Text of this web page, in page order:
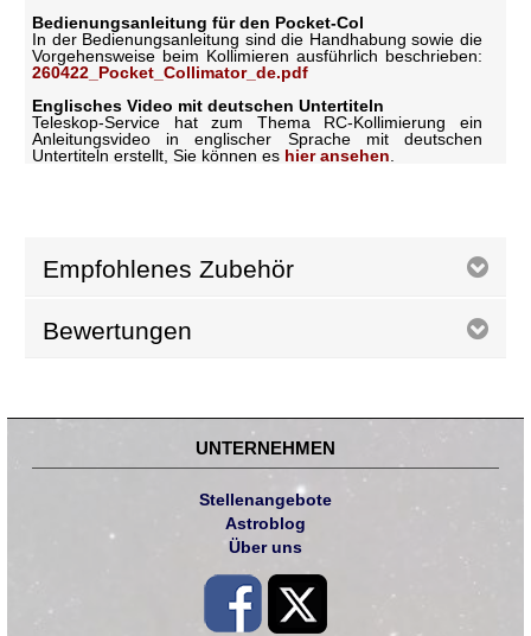
Bedienungsanleitung für den Pocket-Col
In der Bedienungsanleitung sind die Handhabung sowie die
Vorgehensweise beim Kollimieren ausführlich beschrieben:
260422_Pocket_Collimator_de.pdf
Englisches Video mit deutschen Untertiteln
Teleskop-Service hat zum Thema RC-Kollimierung ein
Anleitungsvideo in englischer Sprache mit deutschen
Untertiteln erstellt, Sie können es hier ansehen
Empfohlenes Zubehör
Bewertungen
UNTERNEHMEN
Stellenangebote
Astroblog
Über uns